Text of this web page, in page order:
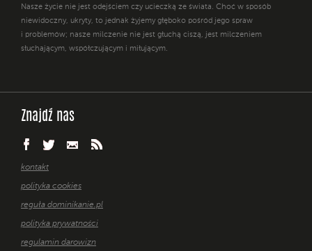
Nasze życie nie jest odejściem czy ucieczką ze świata. Choć w sposób
niewidoczny, ukryty, to jednak żyjemy głęboko pośród jego spraw
i problemów; nasze milczenie nie jest głuchą ciszą, jest milczeniem
słuchającym, współczującym i miłującym.
Znajdź nas
kontakt
polityka cookies
reguła dominikanie.pl
polityka prywatności
regulamin darowizn